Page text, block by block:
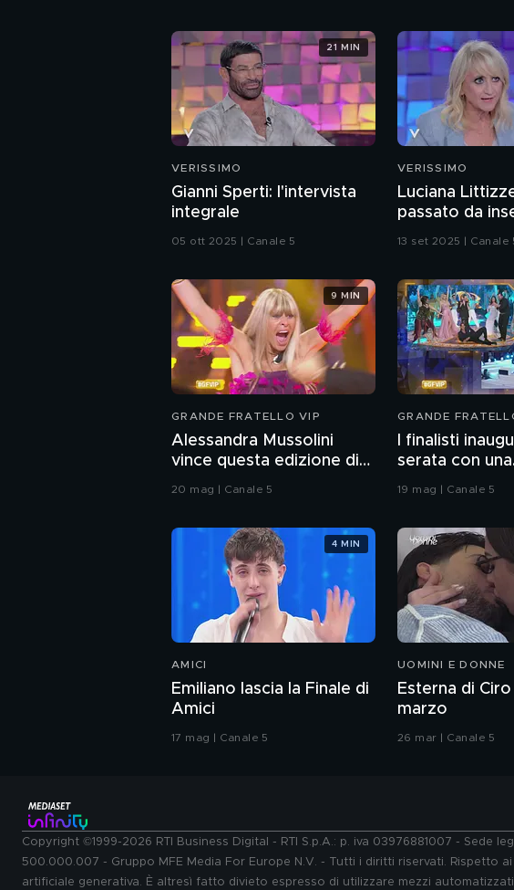
VERISSIMO
Gianni Sperti: l'intervista
integrale
05 ott 2025 | Canale 5
21 MIN
VERISSIMO
Luciana
passato da
13 set 2025 | Canale
GRANDE FRATELLO VIP
Alessandra Mussolini
vince questa edizione di
Grande Fratello VIP
20 mag | Canale 5
9 MIN
GRANDE
I finalisti
serata con una
coreografia
19 mag | Canale 5
AMICI
Emiliano lascia la Finale di
Amici
17 mag | Canale 5
4 MIN
UOMINI E DONNE
Esterna di
marzo
26 mar | Canale 5
Copyright ©1999-2026 RTI Business Digital - RTI S.p.A.: p. iva 03976881007 - Sede
500.000.007 - Gruppo MFE Media For Europe N.V. - Tutti i diritti riservati.
artificiale generativa. È altresì fatto divieto espresso di utilizzare mezzi